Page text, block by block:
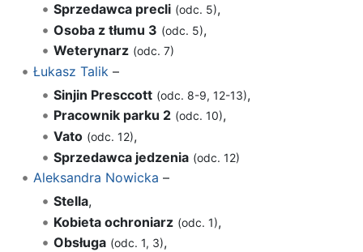
Sprzedawca precli (odc. 5),
Osoba z tłumu 3 (odc. 5),
Weterynarz (odc. 7)
Łukasz Talik –
Sinjin Presccott (odc. 8-9, 12-13),
Pracownik parku 2 (odc. 10),
Vato (odc. 12),
Sprzedawca jedzenia (odc. 12)
Aleksandra Nowicka –
Stella,
Kobieta ochroniarz (odc. 1),
Obsługa (odc. 1, 3),